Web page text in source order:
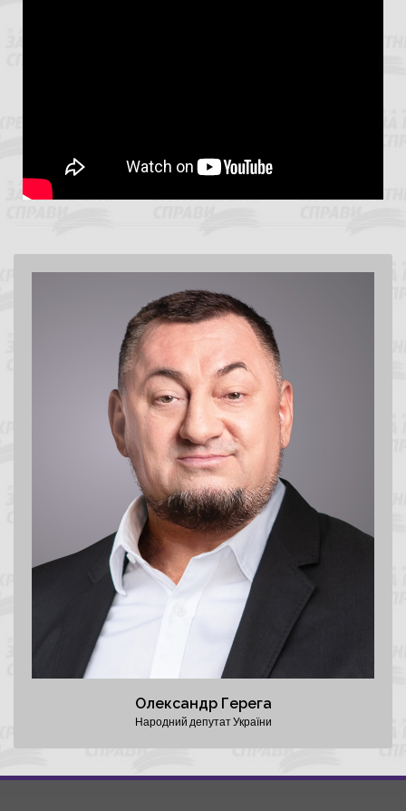
Олександр Герега
Народний депутат України
Олександр Герега
Народний депутат України
Президент Федерації важкої атлетики України
Перший віцепрезидент Федерації волейболу України
Персональний сайт